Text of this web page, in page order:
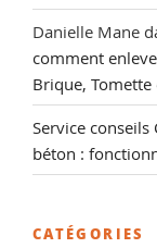
Danielle Mane
comment
Brique,
Service conseils
béton :
CATÉGORIES